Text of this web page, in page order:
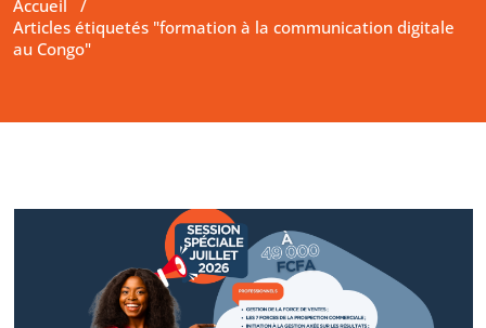
Accueil /
Articles étiquetés "formation à la communication digitale
au Congo"